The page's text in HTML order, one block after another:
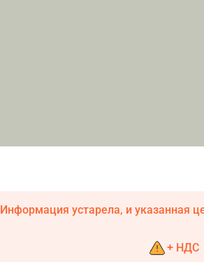
Информация устарела, и указанная
+ НДС